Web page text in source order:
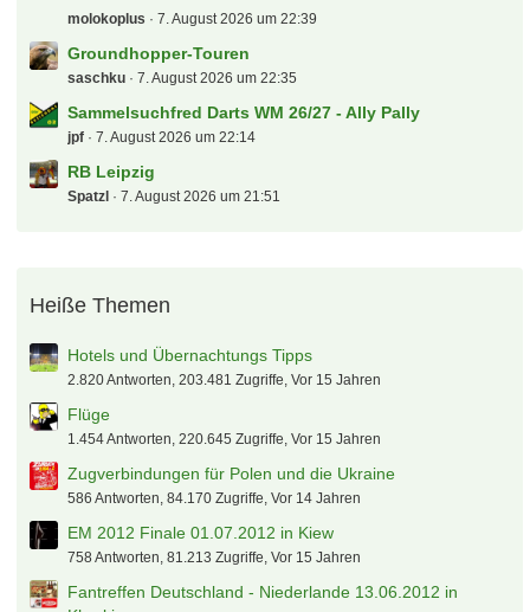
molokoplus 7. August 2026 um 22:39
Groundhopper-Touren
saschku 7. August 2026 um 22:35
Sammelsuchfred Darts WM 26/27 - Ally Pally
jpf 7. August 2026 um 22:14
RB Leipzig
Spatzl 7. August 2026 um 21:51
Heiße Themen
Hotels und Übernachtungs Tipps
2.820 Antworten, 203.481 Zugriffe, Vor 15 Jahren
Flüge
1.454 Antworten, 220.645 Zugriffe, Vor 15 Jahren
Zugverbindungen für Polen und die Ukraine
586 Antworten, 84.170 Zugriffe, Vor 14 Jahren
EM 2012 Finale 01.07.2012 in Kiew
758 Antworten, 81.213 Zugriffe, Vor 15 Jahren
Fantreffen Deutschland - Niederlande 13.06.2012 in